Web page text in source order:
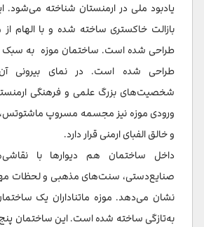
یادبود ملی در ارمنستان شناخته
بازالت خاکستری ساخته شده و با الهام
طراحی شده است. ساختمان موزه به سبک
طراحی شده است. در نمای بیرونی
شخصیت‌های بزرگ علمی و فرهنگی
ورودی موزه نیز مجسمه مسروپ
و خالق الفبای ارمنی قرار دارد.
داخل ساختمان هم دیوارها با
صنایع‌دستی، سنت‌های مذهبی و لحظات مهم
نشان می‌دهد. موزه ماتناداران یک
به‌تازگی ساخته شده است. این ساختمان